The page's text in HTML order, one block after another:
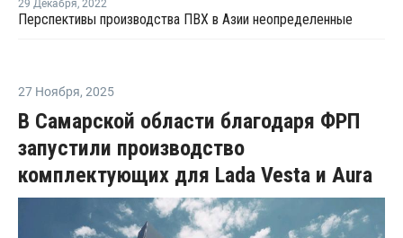
29 Декабря, 2022
Перспективы производства ПВХ в Азии неопределенные
27 Ноября, 2025
В Самарской области благодаря ФРП
запустили производство
комплектующих для Lada Vesta и Aura